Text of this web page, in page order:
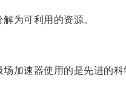
为可利用的资源。
速器使用的是先进的科